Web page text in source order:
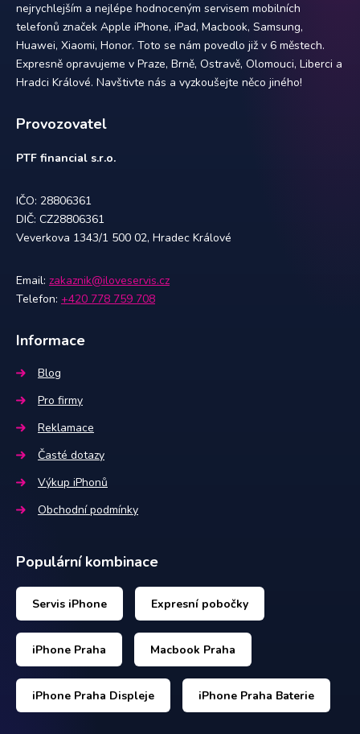
nejrychlejším a nejlépe hodnoceným servisem mobilních
telefonů značek Apple iPhone, iPad, Macbook, Samsung,
Huawei, Xiaomi, Honor. Toto se nám povedlo již v 6 městech.
Expresně opravujeme v Praze, Brně, Ostravě, Olomouci, Liberci a
Hradci Králové. Navštivte nás a vyzkoušejte něco jiného!
Provozovatel
PTF financial s.r.o.
IČO: 28806361
DIČ: CZ28806361
Veverkova 1343/1 500 02, Hradec Králové
Email: zakaznik@iloveservis.cz
Telefon: +420 778 759 708
Informace
Blog
Pro firmy
Reklamace
Časté dotazy
Výkup iPhonů
Obchodní podmínky
Populární kombinace
Servis iPhone Expresní pobočky
iPhone Praha Macbook Praha
iPhone Praha Displeje iPhone Praha Baterie